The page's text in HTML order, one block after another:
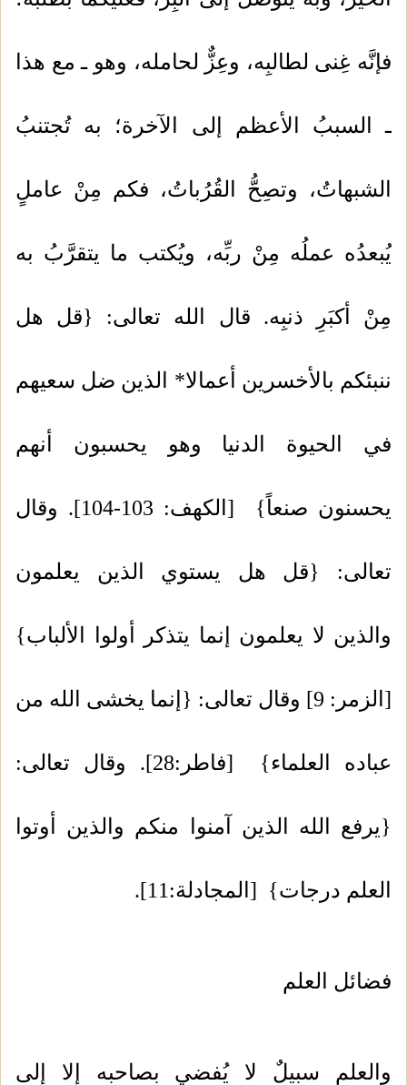
فإنَّه غِنى لطالبِه، وعِزٌّ لحامله، وهو ـ مع هذا
ـ السببُ الأعظم إلى الآخرة؛ به تُجتنبُ
الشبهاتُ، وتصِحُّ القُرُباتُ، فكم مِنْ عاملٍ
يُبعدُه عملُه مِنْ ربِّه، ويُكتب ما يتقرَّبُ به
مِنْ أكبَرِ ذنبِه. قال الله تعالى: {قل هل
ننبئكم بالأخسرين أعمالا* الذين ضل سعيهم
في الحيوة الدنيا وهو يحسبون أنهم
يحسنون صنعاً} [الكهف: 103-104]. وقال
تعالى: {قل هل يستوي الذين يعلمون
والذين لا يعلمون إنما يتذكر أولوا الألباب}
[الزمر: 9] وقال تعالى: {إنما يخشى الله من
عباده العلماء} [فاطر:28]. وقال تعالى:
{يرفع الله الذين آمنوا منكم والذين أوتوا
العلم درجات} [المجادلة:11].
فضائل العلم
والعلم سبيلٌ لا يُفضي بصاحبه إلا إلى